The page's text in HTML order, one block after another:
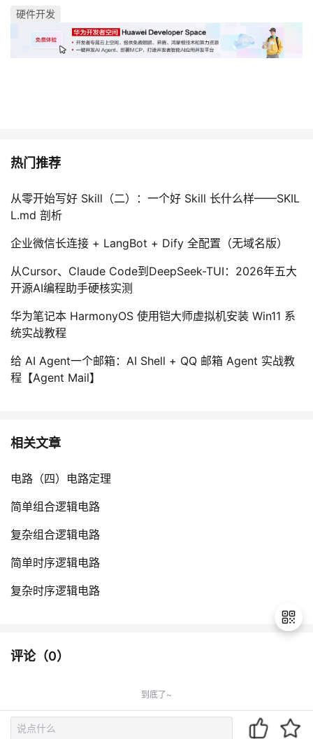
硬件开发
热门推荐
从零开始写好 Skill（二）：一个好 Skill 长什么样——SKIL
L.md 剖析
企业微信长连接 + LangBot + Dify 全配置（无域名版）
从Cursor、Claude Code到DeepSeek-TUI：2026年五大
开源AI编程助手硬核实测
华为笔记本 HarmonyOS 使用铠大师虚拟机安装 Win11 系
统实战教程
给 AI Agent一个邮箱：AI Shell + QQ 邮箱 Agent 实战教
程【Agent Mail】
相关文章
电路（四）电路定理
简单组合逻辑电路
复杂组合逻辑电路
简单时序逻辑电路
复杂时序逻辑电路
评论（0）
到底了~